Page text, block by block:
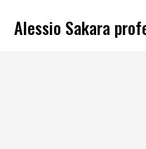
Alessio Sakara